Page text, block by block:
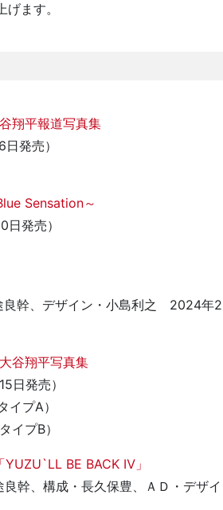
ます。
翔平報道写真集
発売）
Sensation～
発売）
幹、デザイン・小島利之 2024年2
谷翔平写真集
日発売）
プA）
プB）
BE BACK Ⅳ」
幹、構成・長久保豊、ＡＤ・デザ